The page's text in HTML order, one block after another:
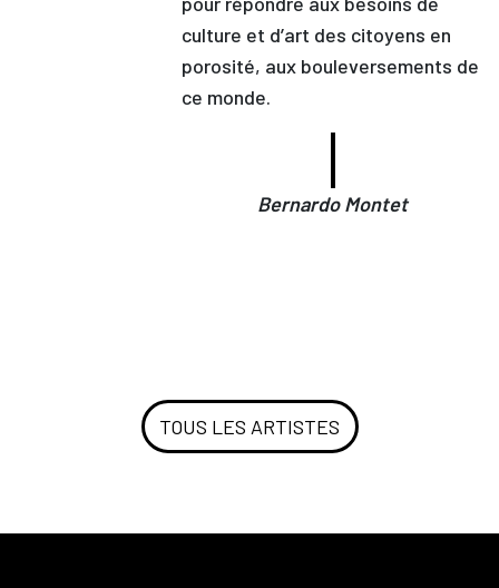
culture et d’art des citoyens en
porosité, aux bouleversements de
ce monde.
Bernardo Montet
TOUS LES ARTISTES